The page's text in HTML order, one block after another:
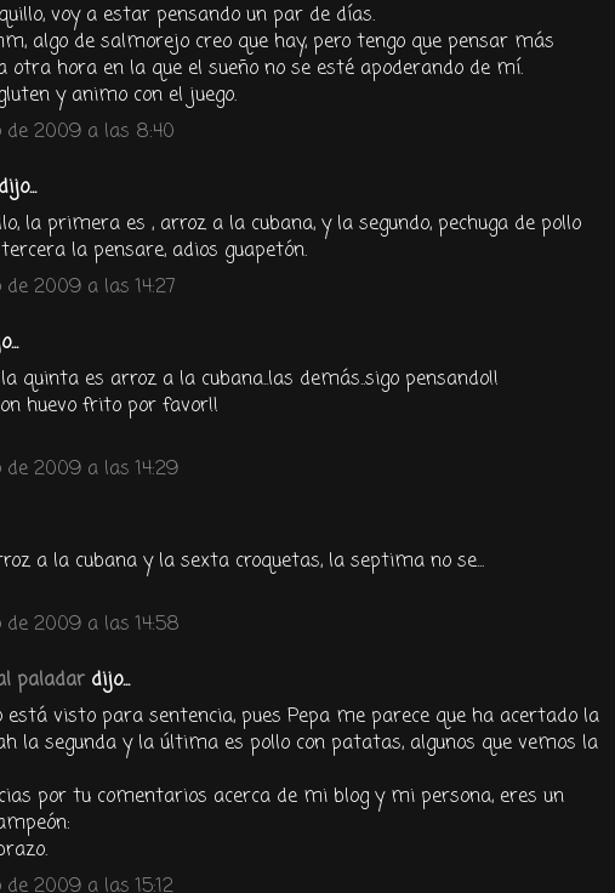
voy a estar pensando un par de días.
algo de salmorejo creo que hay, pero tengo que pensar más
otra hora en la que el sueño no se esté apoderando de mí.
y animo con el juego.
de 2009 a las 8:40
dijo...
la primera es , arroz a la cubana, y la segundo, pechuga de pollo
la pensare, adios guapetón.
2009 a las 14:27
quinta es arroz a la cubana..las demás..sigo pensando!!
huevo frito por favor!!
de 2009 a las 14:29
a la cubana y la sexta croquetas, la septima no se...
de 2009 a las 14:58
paladar dijo...
visto para sentencia, pues Pepa me parece que ha acertado la
la segunda y la última es pollo con patatas, algunos que vemos la
por tu comentarios acerca de mi blog y mi persona, eres un
2009 a las 15:12